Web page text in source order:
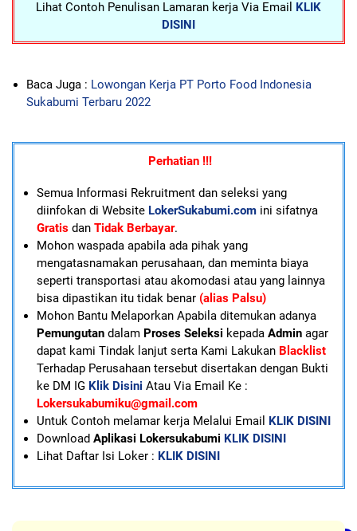
Lihat Contoh Penulisan Lamaran kerja Via Email KLIK
DISINI
Baca Juga : Lowongan Kerja PT Porto Food Indonesia
Sukabumi Terbaru 2022
Perhatian !!!
Semua Informasi Rekruitment dan seleksi yang
diinfokan di Website LokerSukabumi.comini sifatnya
Gratisdan Tidak Berbayar.
Mohon waspada apabila ada pihak yang
mengatasnamakan perusahaan, dan meminta biaya
seperti transportasi atau akomodasi atau yang lainnya
bisa dipastikan itu tidak benar (alias Palsu)
Mohon Bantu Melaporkan Apabila ditemukan adanya
Pemungutandalam Proses Seleksi kepada Adminagar
dapat kami Tindak lanjut serta Kami LakukanBlacklist
Terhadap Perusahaan tersebut disertakan dengan Bukti
ke DM IG Klik Disini Atau Via Email Ke :
Lokersukabumiku@gmail.com
Untuk Contoh melamar kerja Melalui Email KLIK DISINI
Download Aplikasi Lokersukabumi KLIK DISINI
Lihat Daftar Isi Loker : KLIK DISINI